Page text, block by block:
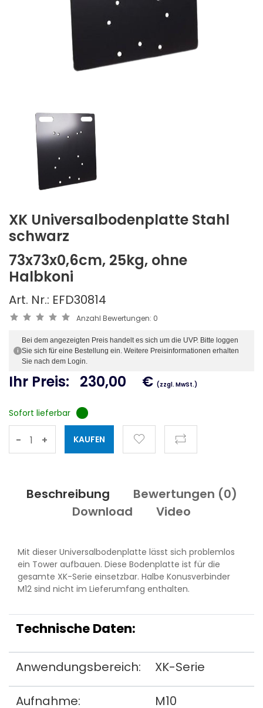
XK Universalbodenplatte Stahl
schwarz
73x73x0,6cm, 25kg, ohne
Halbkoni
Art. Nr.: EFD30814
Anzahl Bewertungen: 0
i
Bei dem angezeigten Preis handelt es sich um die UVP. Bitte loggen
Sie sich für eine Bestellung ein. Weitere Preisinformationen erhalten
Sie nach dem Login.
Ihr Preis: 230,00 € (zzgl. MwSt.)
Sofort lieferbar
- +
Beschreibung Bewertungen (0)
Download
Video
Mit dieser Universalbodenplatte lässt sich problemlos
ein Tower aufbauen. Diese Bodenplatte ist für die
gesamte XK-Serie einsetzbar. Halbe Konusverbinder
M12 sind nicht im Lieferumfang enthalten.
Technische Daten:
Anwendungsbereich: XK-Serie
Aufnahme: M10